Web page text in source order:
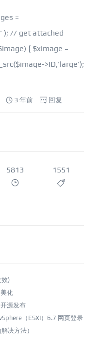
=
); // get attached
{ $ximage =
>ID,'large');
3 年前 回复
5813 1551
效)
化
源发布
（ESXI）6.7 网页登录
决方法）